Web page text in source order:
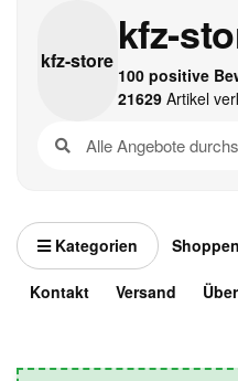
kfz-store
kfz-
100 positive
21629Artikel
Kategorien Shoppen
Kontakt Versand